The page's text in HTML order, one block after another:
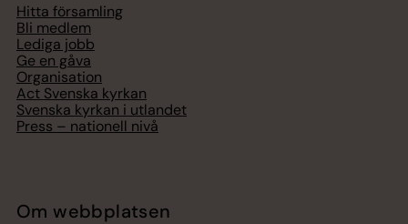
Hitta församling
Bli medlem
Lediga jobb
Ge en gåva
Organisation
Act Svenska kyrkan
Svenska kyrkan i utlandet
Press – nationell nivå
Om webbplatsen